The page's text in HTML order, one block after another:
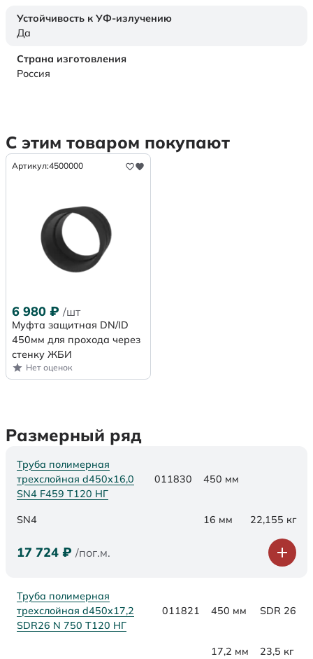
Устойчивость к УФ-излучению
Да
Страна изготовления
Россия
С этим товаром покупают
Артикул:4500000
6 980 ₽ /шт
Муфта защитная DN/ID
450мм для прохода через
стенку ЖБИ
Нет оценок
Размерный ряд
Труба полимерная
трехслойная d450х16,0
SN4 F459 Т120 НГ
011830 450 мм
SN4 16 мм 22,155 кг
17 724 ₽ /пог.м.
Труба полимерная
трехслойная d450x17,2
SDR26 N 750 Т120 НГ
011821 450 мм SDR 26
17,2 мм 23,5 кг